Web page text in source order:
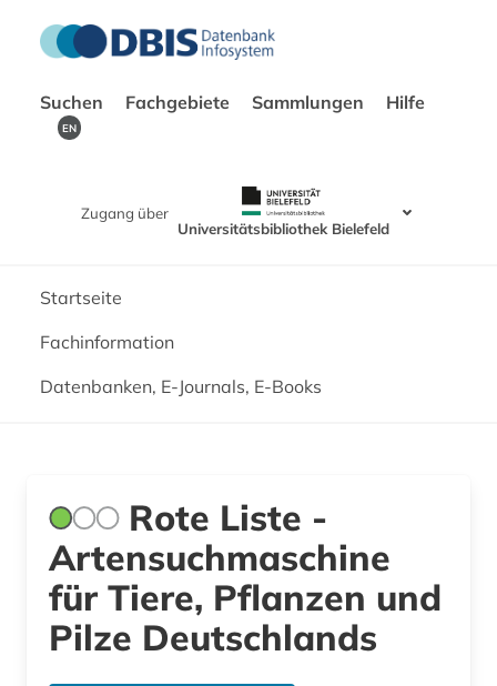
Suchen Fachgebiete Sammlungen Hilfe
EN
Zugang über
Universitätsbibliothek Bielefeld
Startseite
Fachinformation
Datenbanken, E-Journals, E-Books
Rote Liste -
Artensuchmaschine
für Tiere, Pflanzen und
Pilze Deutschlands